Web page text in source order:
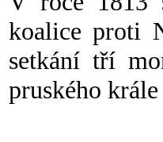
koalice proti
setkání tří
pruského